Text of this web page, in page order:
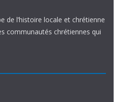
de l’histoire locale et chrétienne
communautés chrétiennes qui